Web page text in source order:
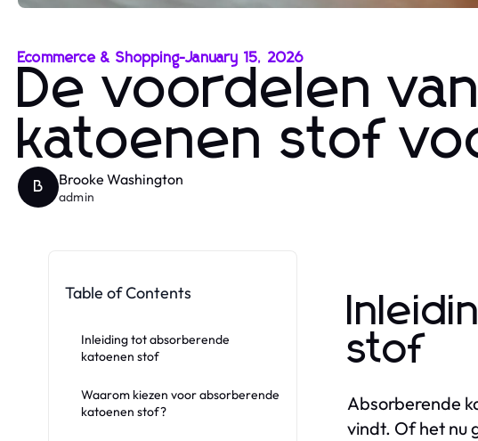
Ecommerce & Shopping-January 15, 2026
De voordelen
katoenen stof
B Brooke Washington
admin
Table of Contents
Inleiding tot absorberende
katoenen stof
Waarom kiezen voor absorberende
katoenen stof?
stof
Absorberende
vindt. Of het nu